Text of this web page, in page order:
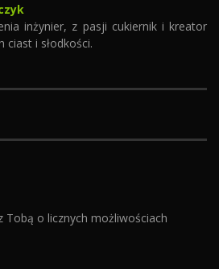
inżynier, z pasji cukiernik i kreator
ciast i słodkości.
Tobą o licznych możliwościach